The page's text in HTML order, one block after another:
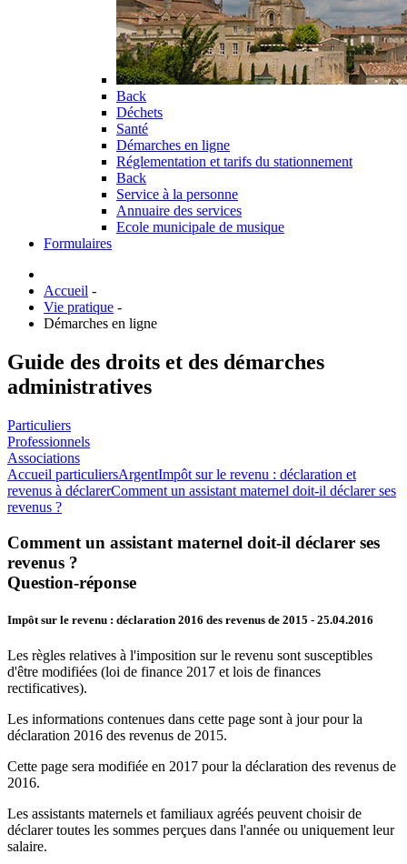
Back
Déchets
Santé
Démarches en ligne
Réglementation et tarifs du stationnement
Back
Service à la personne
Annuaire des services
Ecole municipale de musique
Formulaires
Accueil -
Vie pratique -
Démarches en ligne
Guide des droits et des démarches
administratives
Particuliers
Professionnels
Associations
Accueil particuliersArgentImpôt sur le revenu : déclaration et
revenus à déclarerComment un assistant maternel doit-il déclarer ses
revenus ?
Comment un assistant maternel doit-il déclarer ses
revenus ?
Question-réponse
Impôt sur le revenu : déclaration 2016 des revenus de 2015 - 25.04.2016
Les règles relatives à l'imposition sur le revenu sont susceptibles
d'être modifiées (loi de finance 2017 et lois de finances
rectificatives).
Les informations contenues dans cette page sont à jour pour la
déclaration 2016 des revenus de 2015.
Cette page sera modifiée en 2017 pour la déclaration des revenus de
2016.
Les assistants maternels et familiaux agréés peuvent choisir de
déclarer toutes les sommes perçues dans l'année ou uniquement leur
salaire.